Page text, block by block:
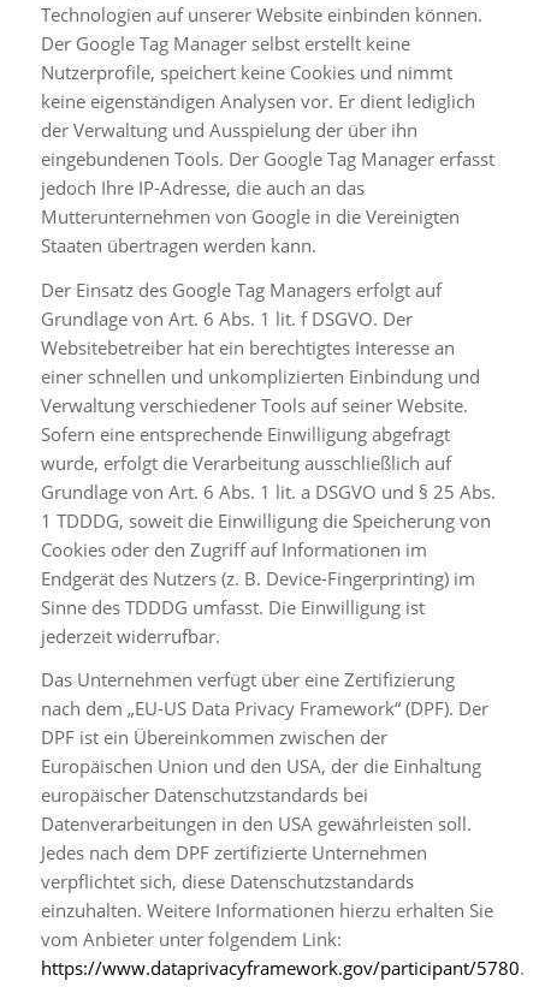
Technologien auf unserer Website einbinden können.
Der Google Tag Manager selbst erstellt keine
Nutzerprofile, speichert keine Cookies und nimmt
keine eigenständigen Analysen vor. Er dient lediglich
der Verwaltung und Ausspielung der über ihn
eingebundenen Tools. Der Google Tag Manager erfasst
jedoch Ihre IP-Adresse, die auch an das
Mutterunternehmen von Google in die Vereinigten
Staaten übertragen werden kann.
Der Einsatz des Google Tag Managers erfolgt auf
Grundlage von Art. 6 Abs. 1 lit. f DSGVO. Der
Websitebetreiber hat ein berechtigtes Interesse an
einer schnellen und unkomplizierten Einbindung und
Verwaltung verschiedener Tools auf seiner Website.
Sofern eine entsprechende Einwilligung abgefragt
wurde, erfolgt die Verarbeitung ausschließlich auf
Grundlage von Art. 6 Abs. 1 lit. a DSGVO und § 25 Abs.
1 TDDDG, soweit die Einwilligung die Speicherung von
Cookies oder den Zugriff auf Informationen im
Endgerät des Nutzers (z. B. Device-Fingerprinting) im
Sinne des TDDDG umfasst. Die Einwilligung ist
jederzeit widerrufbar.
Das Unternehmen verfügt über eine Zertifizierung
nach dem „EU-US Data Privacy Framework“ (DPF). Der
DPF ist ein Übereinkommen zwischen der
Europäischen Union und den USA, der die Einhaltung
europäischer Datenschutzstandards bei
Datenverarbeitungen in den USA gewährleisten soll.
Jedes nach dem DPF zertifizierte Unternehmen
verpflichtet sich, diese Datenschutzstandards
einzuhalten. Weitere Informationen hierzu erhalten Sie
vom Anbieter unter folgendem Link:
https://www.dataprivacyframework.gov/participant/5780.